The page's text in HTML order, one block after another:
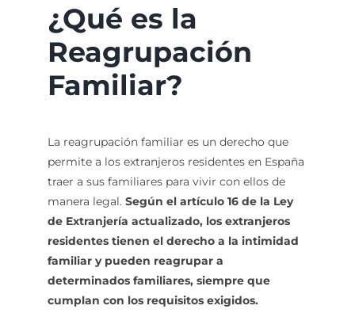
¿Qué es la
Reagrupación
Familiar?
La reagrupación familiar es un derecho que
permite a los extranjeros residentes en España
traer a sus familiares para vivir con ellos de
manera legal. Según el artículo 16 de la Ley
de Extranjería actualizado, los extranjeros
residentes tienen el derecho a la intimidad
familiar y pueden reagrupar a
determinados familiares, siempre que
cumplan con los requisitos exigidos.